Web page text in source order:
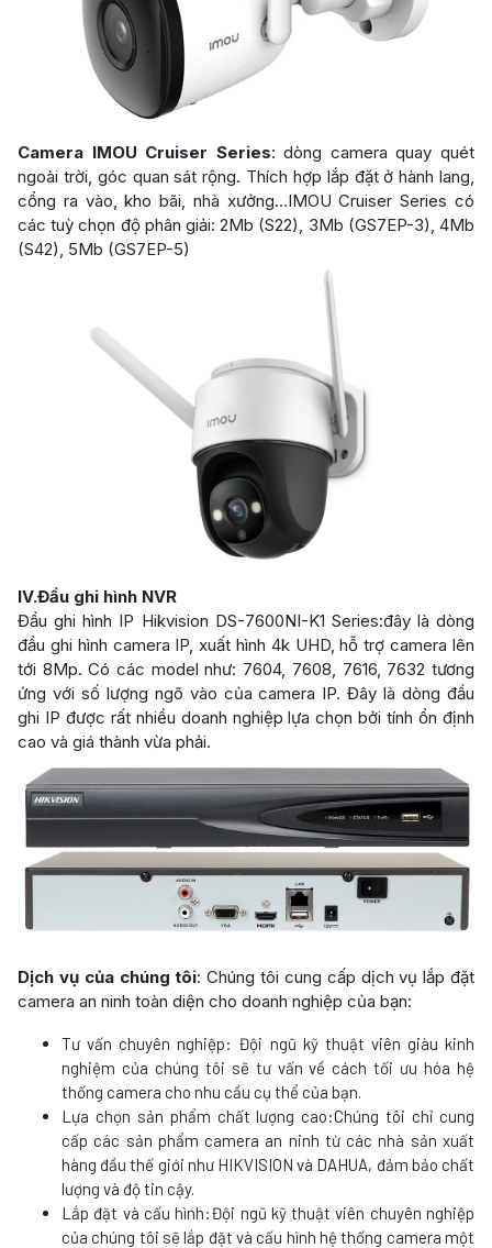
Camera IMOU Cruiser Series: dòng camera quay quét
ngoài trời, góc quan sát rộng. Thích hợp lắp đặt ở hành lang,
cổng ra vào, kho bãi, nhà xưởng…IMOU Cruiser Series có
các tuỳ chọn độ phân giải: 2Mb (S22), 3Mb (GS7EP-3), 4Mb
(S42), 5Mb (GS7EP-5)
IV.Đầu ghi hình NVR
Đầu ghi hình IP Hikvision DS-7600NI-K1 Series:đây là dòng
đầu ghi hình camera IP, xuất hình 4k UHD, hỗ trợ camera lên
tới 8Mp. Có các model như: 7604, 7608, 7616, 7632 tương
ứng với số lượng ngõ vào của camera IP. Đây là dòng đầu
ghi IP được rất nhiều doanh nghiệp lựa chọn bởi tính ổn định
cao và giá thành vừa phải.
Dịch vụ của chúng tôi: Chúng tôi cung cấp dịch vụ lắp đặt
camera an ninh toàn diện cho doanh nghiệp của bạn:
Tư vấn chuyên nghiệp: Đội ngũ kỹ thuật viên giàu kinh
nghiệm của chúng tôi sẽ tư vấn về cách tối ưu hóa hệ
thống camera cho nhu cầu cụ thể của bạn.
Lựa chọn sản phẩm chất lượng cao:Chúng tôi chỉ cung
cấp các sản phẩm camera an ninh từ các nhà sản xuất
hàng đầu thế giới như HIKVISION và DAHUA, đảm bảo chất
lượng và độ tin cậy.
Lắp đặt và cấu hình:Đội ngũ kỹ thuật viên chuyên nghiệp
của chúng tôi sẽ lắp đặt và cấu hình hệ thống camera một